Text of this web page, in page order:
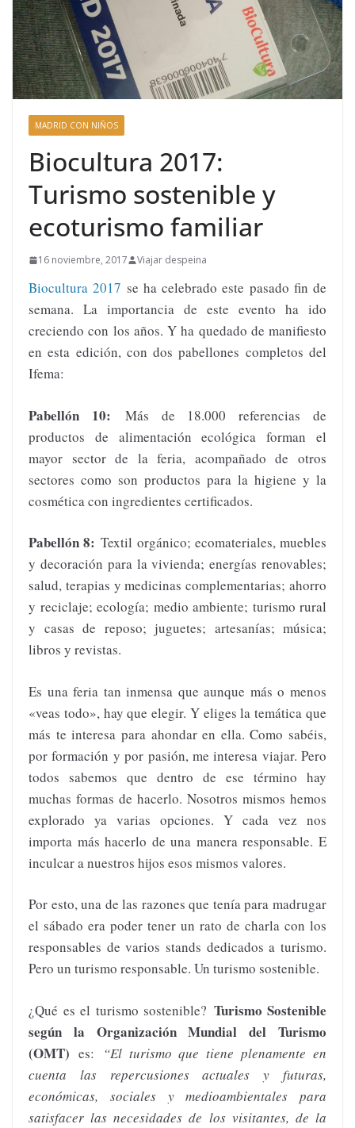
MADRID CON NIÑOS
Biocultura 2017:
Turismo sostenible y
ecoturismo familiar
16 noviembre, 2017 Viajar despeina
Biocultura 2017 se ha celebrado este pasado fin de
semana. La importancia de este evento ha ido
creciendo con los años. Y ha quedado de manifiesto
en esta edición, con dos pabellones completos del
Ifema:
Pabellón 10: Más de 18.000 referencias de
productos de alimentación ecológica forman el
mayor sector de la feria, acompañado de otros
sectores como son productos para la higiene y la
cosmética con ingredientes certificados.
Pabellón 8: Textil orgánico; ecomateriales, muebles
y decoración para la vivienda; energías renovables;
salud, terapias y medicinas complementarias; ahorro
y reciclaje; ecología; medio ambiente; turismo rural
y casas de reposo; juguetes; artesanías; música;
libros y revistas.
Es una feria tan inmensa que aunque más o menos
«veas todo», hay que elegir. Y eliges la temática que
más te interesa para ahondar en ella. Como sabéis,
por formación y por pasión, me interesa viajar. Pero
todos sabemos que dentro de ese término hay
muchas formas de hacerlo. Nosotros mismos hemos
explorado ya varias opciones. Y cada vez nos
importa más hacerlo de una manera responsable. E
inculcar a nuestros hijos esos mismos valores.
Por esto, una de las razones que tenía para madrugar
el sábado era poder tener un rato de charla con los
responsables de varios stands dedicados a turismo.
Pero un turismo responsable. Un turismo sostenible.
¿Qué es el turismo sostenible? Turismo Sostenible
según la Organización Mundial del Turismo
(OMT) es: “El turismo que tiene plenamente en
cuenta las repercusiones actuales y futuras,
económicas, sociales y medioambientales para
satisfacer las necesidades de los visitantes, de la